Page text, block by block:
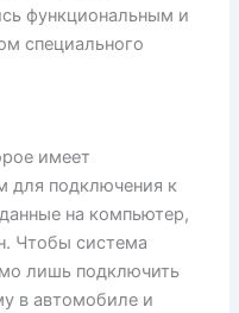
функциональным и
специального
имеет
для подключения к
на компьютер,
Чтобы система
лишь подключить
в автомобиле и